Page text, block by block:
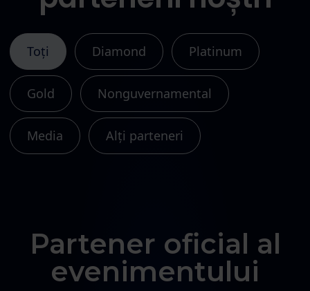
Toți Diamond Platinum
Gold Nonguvernamental
Media Alţi parteneri
Partener oficial al
evenimentului